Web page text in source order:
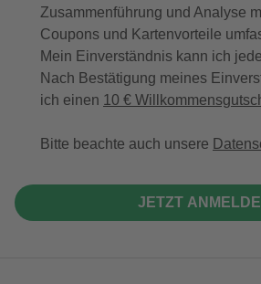
Zusammenführung und Analyse
Coupons und Kartenvorteile
Mein Einverständnis kann ich
Nach Bestätigung meines
ich einen 10 €
Bitte beachte auch unsere
JETZT